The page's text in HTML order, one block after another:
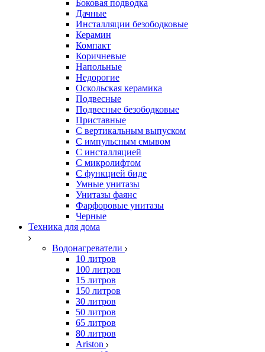
Боковая подводка
Дачные
Инсталляции безободковые
Керамин
Компакт
Коричневые
Напольные
Недорогие
Оскольская керамика
Подвесные
Подвесные безободковые
Приставные
С вертикальным выпуском
С импульсным смывом
С инсталляцией
С микролифтом
С функцией биде
Умные унитазы
Унитазы фаянс
Фарфоровые унитазы
Черные
Техника для дома
Водонагреватели
10 литров
100 литров
15 литров
150 литров
30 литров
50 литров
65 литров
80 литров
Ariston